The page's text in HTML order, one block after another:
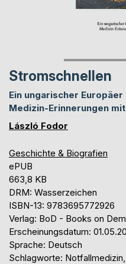
Stromschnellen
Ein ungarischer
Medizin-Erinnerungen
László Fodor
Geschichte & Biografien
ePUB
663,8 KB
DRM: Wasserzeichen
ISBN-13: 9783695772926
Verlag: BoD - Books on
Erscheinungsdatum:
Sprache: Deutsch
Schlagworte: Notfallmedizin,